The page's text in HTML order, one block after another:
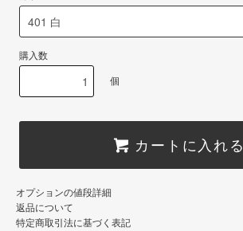
購入数
個
カートに入れる
オプションの値段詳細
返品について
特定商取引法に基づく表記